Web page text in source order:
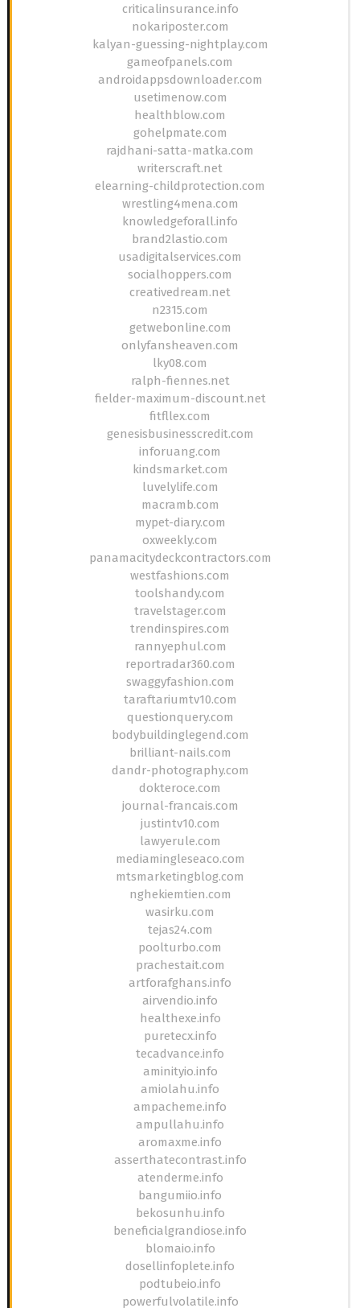
criticalinsurance.info
nokariposter.com
kalyan-guessing-nightplay.com
gameofpanels.com
androidappsdownloader.com
usetimenow.com
healthblow.com
gohelpmate.com
rajdhani-satta-matka.com
writerscraft.net
elearning-childprotection.com
wrestling4mena.com
knowledgeforall.info
brand2lastio.com
usadigitalservices.com
socialhoppers.com
creativedream.net
n2315.com
getwebonline.com
onlyfansheaven.com
lky08.com
ralph-fiennes.net
fielder-maximum-discount.net
fitfllex.com
genesisbusinesscredit.com
inforuang.com
kindsmarket.com
luvelylife.com
macramb.com
mypet-diary.com
oxweekly.com
panamacitydeckcontractors.com
westfashions.com
toolshandy.com
travelstager.com
trendinspires.com
rannyephul.com
reportradar360.com
swaggyfashion.com
taraftariumtv10.com
questionquery.com
bodybuildinglegend.com
brilliant-nails.com
dandr-photography.com
dokteroce.com
journal-francais.com
justintv10.com
lawyerule.com
mediamingleseaco.com
mtsmarketingblog.com
nghekiemtien.com
wasirku.com
tejas24.com
poolturbo.com
prachestait.com
artforafghans.info
airvendio.info
healthexe.info
puretecx.info
tecadvance.info
aminityio.info
amiolahu.info
ampacheme.info
ampullahu.info
aromaxme.info
asserthatecontrast.info
atenderme.info
bangumiio.info
bekosunhu.info
beneficialgrandiose.info
blomaio.info
dosellinfoplete.info
podtubeio.info
powerfulvolatile.info